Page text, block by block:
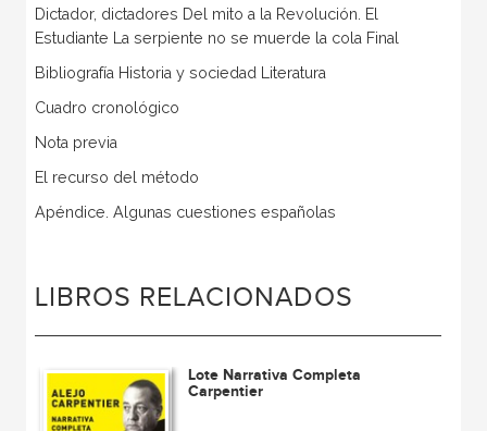
Dictador, dictadores Del mito a la Revolución. El
Estudiante La serpiente no se muerde la cola Final
Bibliografía Historia y sociedad Literatura
Cuadro cronológico
Nota previa
El recurso del método
Apéndice. Algunas cuestiones españolas
LIBROS RELACIONADOS
Lote Narrativa Completa
Carpentier